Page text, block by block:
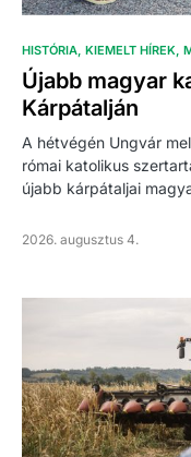
HISTÓRIA KIEMELT HÍREK
Újabb magyar
Kárpátalján
A hétvégén Ungvár
római katolikus
újabb kárpátaljai
2026. augusztus 4.